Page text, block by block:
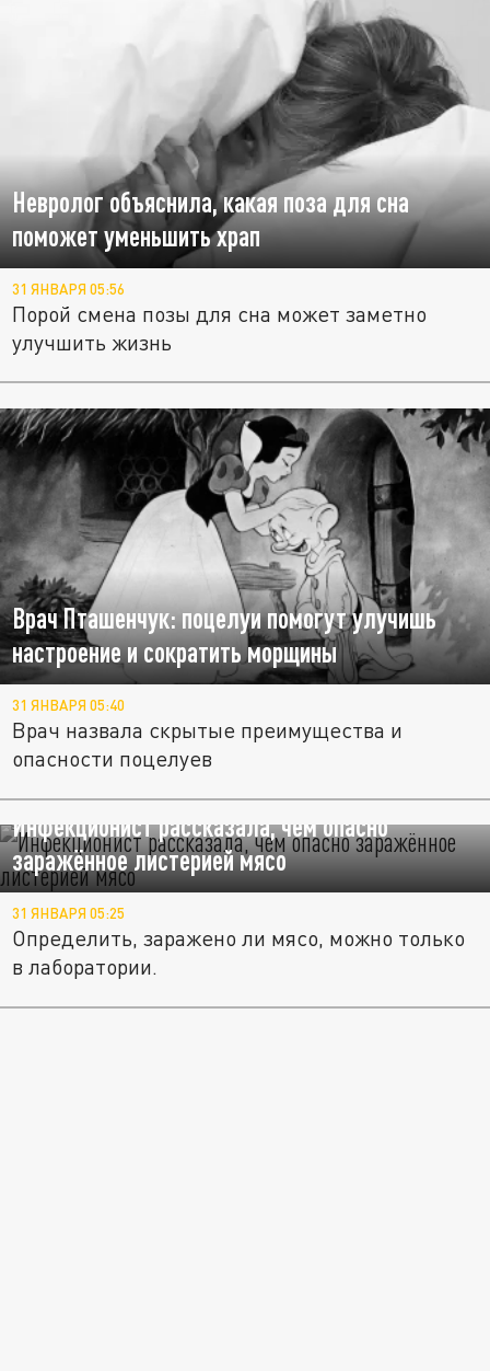
Невролог объяснила, какая поза для сна
поможет уменьшить храп
31 ЯНВАРЯ 05:56
Порой смена позы для сна может заметно
улучшить жизнь
Врач Пташенчук: поцелуи помогут улучишь
настроение и сократить морщины
31 ЯНВАРЯ 05:40
Врач назвала скрытые преимущества и
опасности поцелуев
Инфекционист рассказала, чем опасно
заражённое листерией мясо
31 ЯНВАРЯ 05:25
Определить, заражено ли мясо, можно только
в лаборатории.